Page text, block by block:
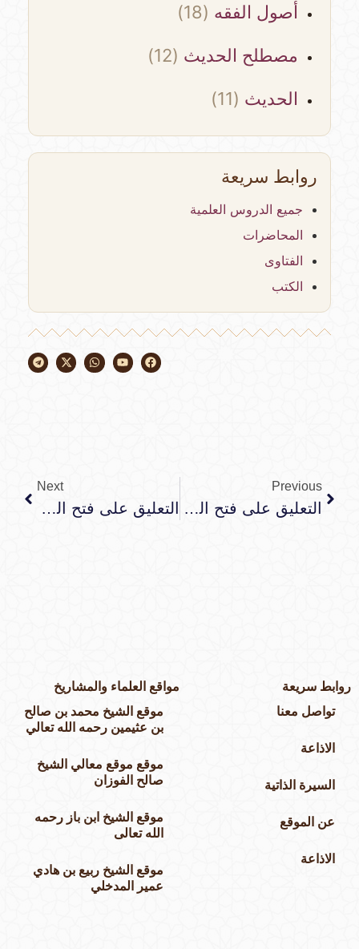
أصول الفقه(18)
مصطلح الحديث(12)
الحديث(11)
روابط سريعة
جميع الدروس العلمية
المحاضرات
الفتاوى
الكتب
Previous
التعليق على فتح البرية بتلخيص الحموية
Next
التعليق على فتح البرية بتلخيص الحموية
سريعة
تواصل معنا
الاذاعة
السيرة الذاتية
عن الموقع
الاذاعة
مواقع العلماء والمشاريخ
موقع الشيخ محمد بن صالح
بن عثيمين رحمه الله تعالي
موقع موقع معالي الشيخ
صالح الفوزان
موقع الشيخ ابن باز رحمه
الله تعالى
موقع الشيخ ربيع بن هادي
عمير المدخلي